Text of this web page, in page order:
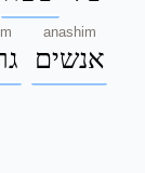
anashim
אנשים